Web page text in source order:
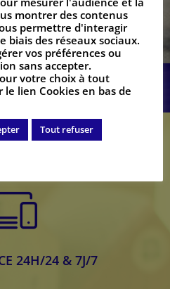
APPEL À L’ÉQUIPE
24H/24 & 7J/7
montrer des contenus
permettre d'interagir
biais des réseaux sociaux.
vos préférences ou
sans accepter.
votre choix à tout
lien Cookies en bas de
Tout refuser